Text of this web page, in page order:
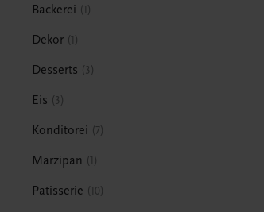
Bäckerei 1
Dekor 1
Desserts 3
Eis 3
Konditorei 7
Marzipan 1
Patisserie 10